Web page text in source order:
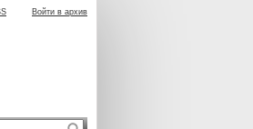
Войти в архив